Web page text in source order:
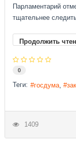
Парламентарий
тщательнее
Продолжить
0
Теги: госдума
1409